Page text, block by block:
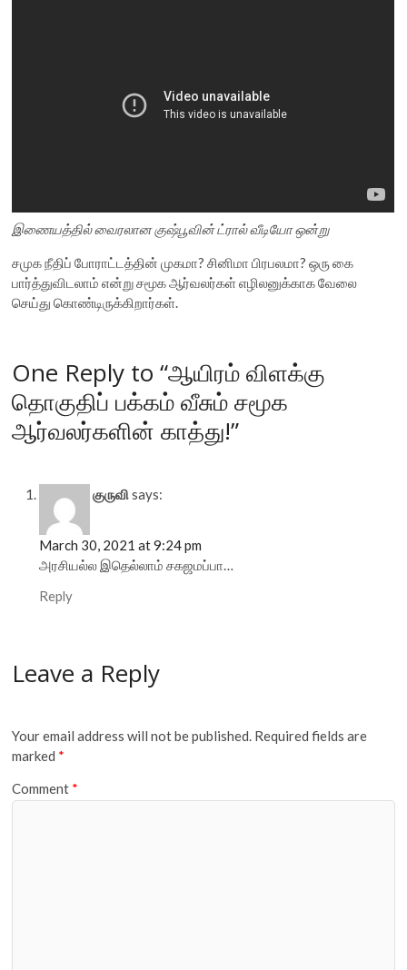
இணையத்தில் வைரலான குஷ்பூவின் ட்ரால் வீடியோ ஒன்று
சமுக நீதிப் போராட்டத்தின் முகமா? சினிமா பிரபலமா? ஒரு கை
பார்த்துவிடலாம் என்று சமூக ஆர்வலர்கள் எழிலனுக்காக வேலை
செய்து கொண்டிருக்கிறார்கள்.
One Reply to “ஆயிரம் விளக்கு
தொகுதிப் பக்கம் வீசும் சமூக
ஆர்வலர்களின் காத்து!”
குருவிsays:
March 30, 2021 at 9:24 pm
அரசியல்ல இதெல்லாம் சகஜமப்பா…
Reply
Leave a Reply
Your email address will not be published. Required fields are
marked *
Comment *